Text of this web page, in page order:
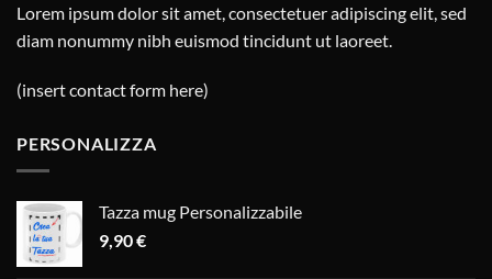
Lorem ipsum dolor sit amet, consectetuer adipiscing elit, sed
diam nonummy nibh euismod tincidunt ut laoreet.
(insert contact form here)
PERSONALIZZA
Tazza mug Personalizzabile
9,90€